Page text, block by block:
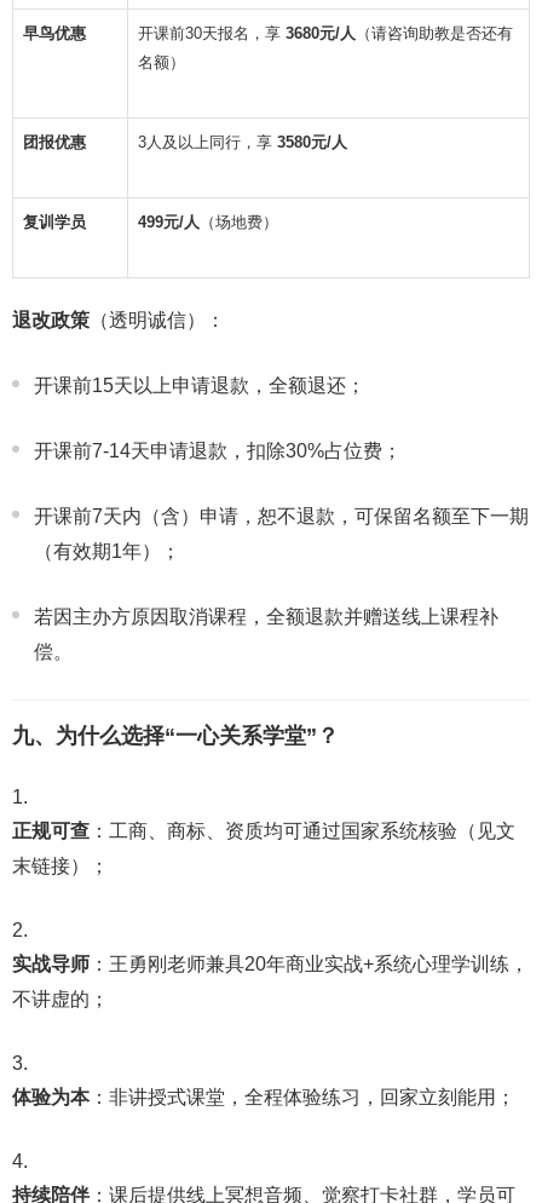
早鸟优惠 开课前30天报名，享 3680元/人 （请咨询助教是否还有
名额）
团报优惠 3人及以上同行，享 3580元/人
复训学员 499元/人 （场地费）
退改政策 （透明诚信）：
开课前15天以上申请退款，全额退还；
开课前7-14天申请退款，扣除30%占位费；
开课前7天内（含）申请，恕不退款，可保留名额至下一期
（有效期1年）；
若因主办方原因取消课程，全额退款并赠送线上课程补
偿。
九、为什么选择“一心关系学堂”？
正规可查 ：工商、商标、资质均可通过国家系统核验（见文
末链接）；
实战导师 ：王勇刚老师兼具20年商业实战+系统心理学训练，
不讲虚的；
体验为本：非讲授式课堂，全程体验练习，回家立刻能用；
持续陪伴 ：课后提供线上冥想音频、觉察打卡社群，学员可